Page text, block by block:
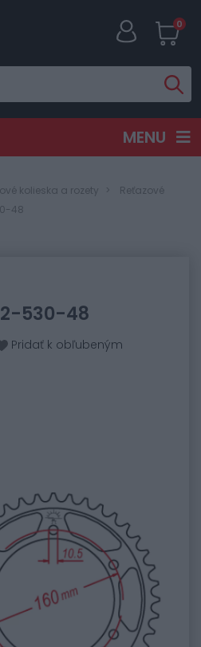
0
MENU
kolieska a rozety
Reťazové
48
530-48
Pridať k obľubeným